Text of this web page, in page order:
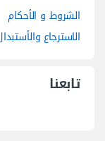
الشروط و الأحكام
الاسترجاع
تابعنا